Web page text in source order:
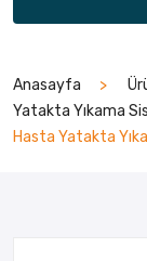
Anasayfa
Yatakta Yıkama
Hasta Yatakta